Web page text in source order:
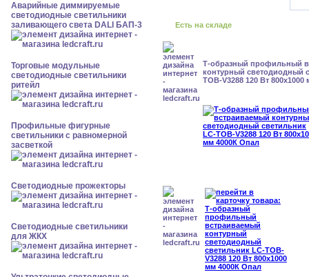
Аварийные диммируемые
светодиодные светильники
заливающего света DALI БАП-3
Торговые модульные
светодиодные светильники
ритейл
Профильные фигурные
светильники с равномерной
засветкой
Светодиодные прожекторы
Светодиодные светильники
для ЖКХ
Есть на складе
Т-образный профильный
контурный светодиодный
TOB-V3288 120 Вт